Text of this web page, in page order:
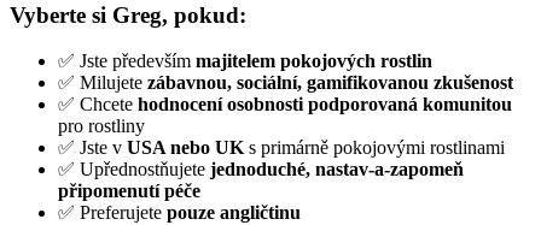
Vyberte si Greg, pokud:
✅ Jste především majitelem pokojových rostlin
✅ Milujete zábavnou, sociální, gamifikovanou zkušenost
✅ Chcete hodnocení osobnosti podporovaná komunitou
pro rostliny
✅ Jste v USA nebo UK s primárně pokojovými rostlinami
✅ Upřednostňujete jednoduché, nastav-a-zapomeň
připomenutí péče
✅ Preferujete pouze angličtinu